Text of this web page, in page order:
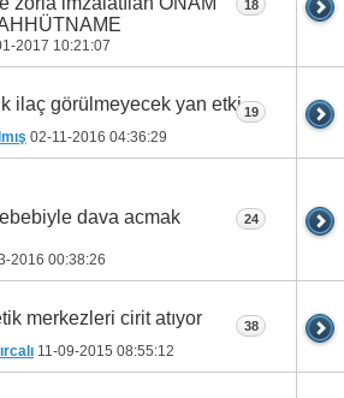
2017 10:21:07
18
ilaç görülmeyecek yan etki
02-11-2016 04:36:29
19
dava acmak
2016 00:38:26
24
merkezleri cirit atıyor
11-09-2015 08:55:12
38